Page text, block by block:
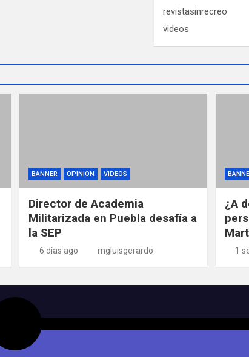
revistasinrecreo
videos
BANNER OPINION VIDEOS
Director de Academia
Militarizada en Puebla desafía a
la SEP
6 días ago mgluisgerardo
¿A
1